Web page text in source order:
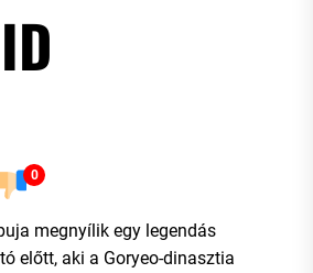
0
megnyílik egy legendás
előtt, aki a Goryeo-dinasztia